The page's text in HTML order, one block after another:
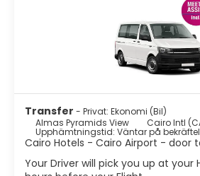
Transfer - Privat: Ekonomi (Bil)
Almas Pyramids View
Cairo Intl
Upphämtningstid: Väntar på
Cairo Hotels - Cairo Airport - door
Your Driver will pick you up at your